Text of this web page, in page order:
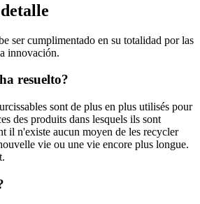
ser cumplimentado en su totalidad por las
innovación.
resuelto?
sont de plus en plus utilisés pour
des produits dans lesquels ils sont
il n'existe aucun moyen de les recycler
vie ou une vie encore plus longue.